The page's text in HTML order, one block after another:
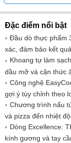
Đặc điểm nổi bật
Đầu dò thực phẩm
xác, đảm bảo kết
Khoang tự làm
dầu mỡ và cặn thức
Công nghệ
gợi ý tùy chỉnh theo
Chương trình nấu
và pizza đến nhiệt
Dòng Excellence:
kính gương và tay